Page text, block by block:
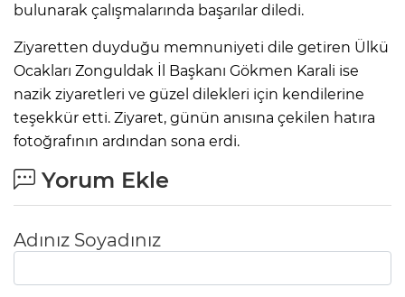
bulunarak çalışmalarında başarılar diledi.
Ziyaretten duyduğu memnuniyeti dile getiren Ülkü
Ocakları Zonguldak İl Başkanı Gökmen Karali ise
nazik ziyaretleri ve güzel dilekleri için kendilerine
teşekkür etti. Ziyaret, günün anısına çekilen hatıra
fotoğrafının ardından sona erdi.
Yorum Ekle
Adınız Soyadınız